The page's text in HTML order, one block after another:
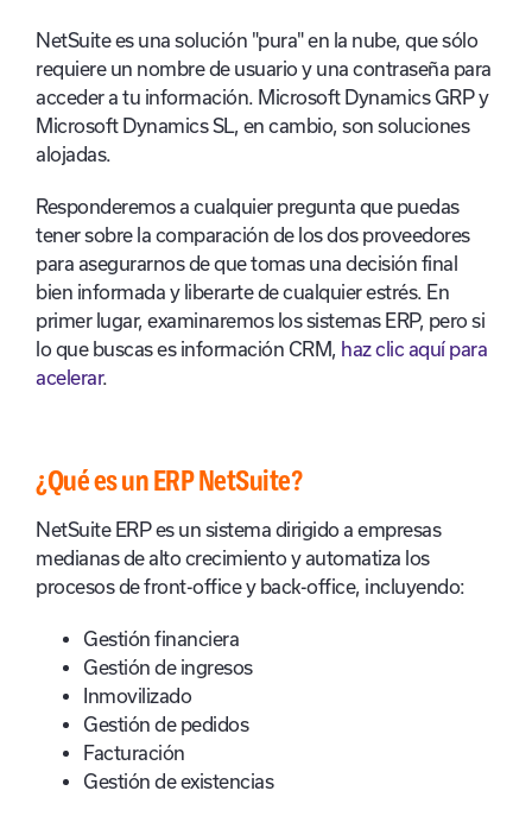
NetSuite es una solución "pura" en la nube, que sólo
requiere un nombre de usuario y una contraseña para
acceder a tu información. Microsoft Dynamics GRP y
Microsoft Dynamics SL, en cambio, son soluciones
alojadas.
Responderemos a cualquier pregunta que puedas
tener sobre la comparación de los dos proveedores
para asegurarnos de que tomas una decisión final
bien informada y liberarte de cualquier estrés. En
primer lugar, examinaremos los sistemas ERP, pero si
lo que buscas es información CRM, haz clic aquí para
acelerar.
¿Qué es un ERP NetSuite?
NetSuite ERP es un sistema dirigido a empresas
medianas de alto crecimiento y automatiza los
procesos de front-office y back-office, incluyendo:
Gestión financiera
Gestión de ingresos
Inmovilizado
Gestión de pedidos
Facturación
Gestión de existencias